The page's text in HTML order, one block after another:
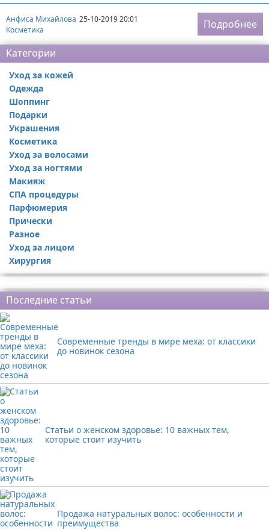
Анфиса Михайлова 25-10-2019 20:01
Косметика
Подробнее
Категории
Уход за кожей
Одежда
Шоппинг
Подарки
Украшения
Косметика
Уход за волосами
Уход за ногтями
Макияж
СПА процедуры
Парфюмерия
Прически
Разное
Уход за лицом
Хирургия
Последние статьи
Современные тренды в мире меха: от классики
до новинок сезона
Статьи о женском здоровье: 10 важных тем,
которые стоит изучить
Продажа натуральных волос: особенности и
преимущества